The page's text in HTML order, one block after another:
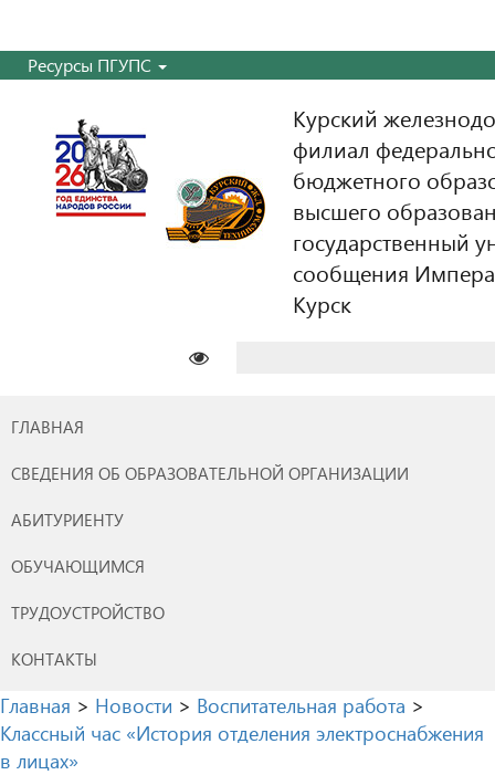
Ресурсы ПГУПС
Курский
филиал
бюджетного
высшего
государственный
сообщения
Курск
ГЛАВНАЯ
СВЕДЕНИЯ ОБ ОБРАЗОВАТЕЛЬНОЙ ОРГАНИЗАЦИИ
АБИТУРИЕНТУ
ОБУЧАЮЩИМСЯ
ТРУДОУСТРОЙСТВО
КОНТАКТЫ
Главная > Новости > Воспитательная работа >
Классный час «История отделения электроснабжения
в лицах»